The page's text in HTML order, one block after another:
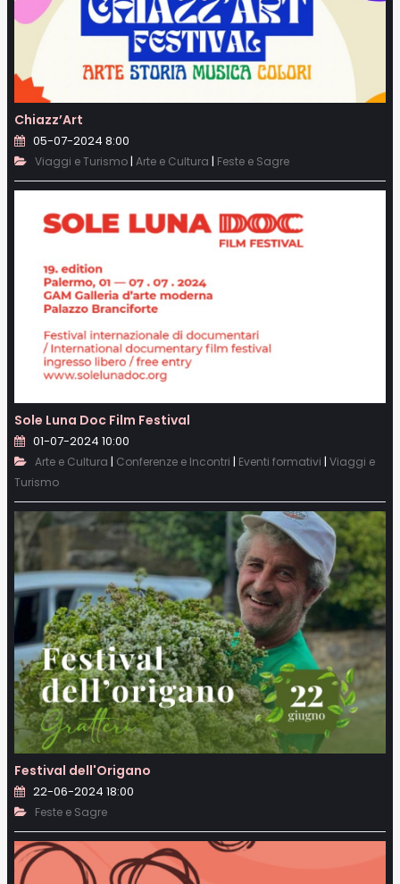
Chiazz’Art
05-07-2024 8:00
Viaggi e Turismo| Arte e Cultura | Feste e Sagre
Sole Luna Doc Film Festival
01-07-2024 10:00
Arte e Cultura | Conferenze e Incontri | Eventi formativi | Viaggi e
Turismo
Festival dell'Origano
22-06-2024 18:00
Feste e Sagre